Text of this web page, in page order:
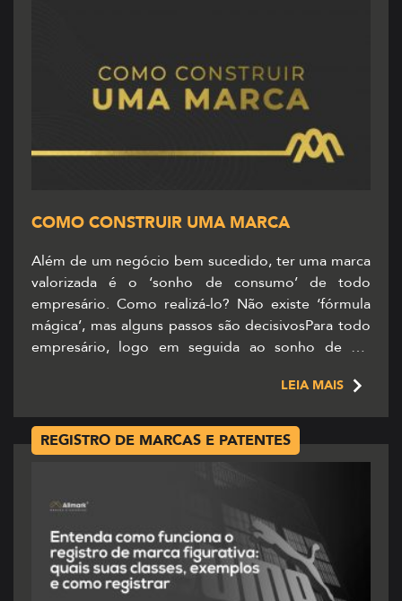
COMO CONSTRUIR UMA MARCA
Além de um negócio bem sucedido, ter uma marca
valorizada é o ‘sonho de consumo’ de todo
empresário. Como realizá-lo? Não existe ‘fórmula
mágica’, mas alguns passos são decisivosPara todo
empresário, logo em seguida ao sonho de ser
tantas inovações, mudanças e competitividade, não
LEIA MAIS
REGISTRO DE MARCAS E PATENTES